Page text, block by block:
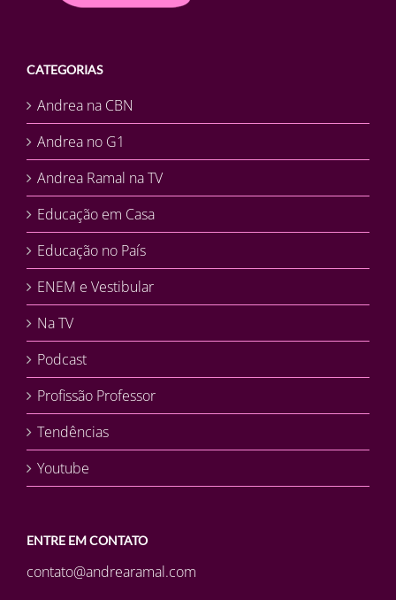
CATEGORIAS
Andrea na CBN
Andrea no G1
Andrea Ramal na TV
Educação em Casa
Educação no País
ENEM e Vestibular
Na TV
Podcast
Profissão Professor
Tendências
Youtube
ENTRE EM CONTATO
contato@andrearamal.com